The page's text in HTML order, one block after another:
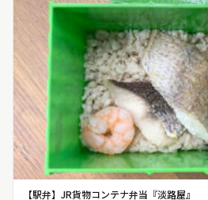
【駅弁】JR貨物コンテナ弁当『淡路屋』